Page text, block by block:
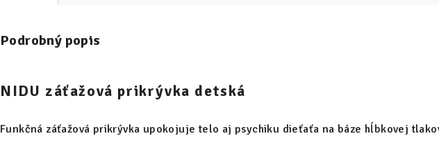
Podrobný popis
NIDU záťažová prikrývka detská
Funkčná záťažová prikrývka upokojuje telo aj psychiku dieťaťa na báze hĺbkovej